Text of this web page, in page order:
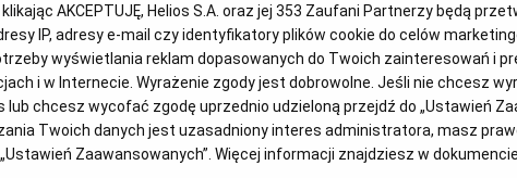
OBSERWUJ
OPIS WYDARZENIA
AKCEPTUJĘ, Helios S.A. oraz jej 353 Zaufani Partnerzy będą
IP, adresy e-mail czy identyfikatory plików cookie do celów
wyświetlania reklam dopasowanych do Twoich zainteresowań i
i w Internecie. Wyrażenie zgody jest dobrowolne. Jeśli nie chcesz
lub chcesz wycofać zgodę uprzednio udzieloną przejdź do „Ustawień
Twoich danych jest uzasadniony interes administratora, masz
Zaawansowanych”. Więcej informacji znajdziesz w dokumencie